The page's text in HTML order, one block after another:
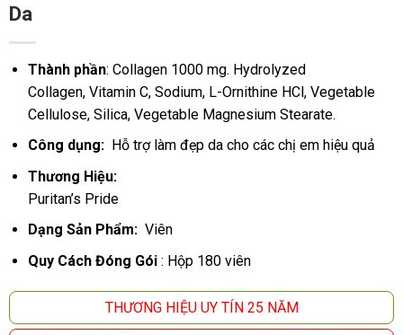
Da
Thành phần: Collagen 1000 mg. Hydrolyzed
Collagen, Vitamin C, Sodium, L-Ornithine HCl, Vegetable
Cellulose, Silica, Vegetable Magnesium Stearate.
Công dụng: Hỗ trợ làm đẹp da cho các chị em hiệu quả
Thương Hiệu:
Puritan’s Pride
Dạng Sản Phẩm: Viên
Quy Cách Đóng Gói : Hộp 180 viên
THƯƠNG HIỆU UY TÍN 25 NĂM